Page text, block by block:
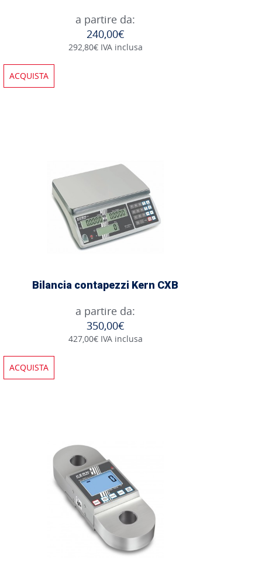
a partire da:
240,00€
292,80€ IVA inclusa
ACQUISTA
Bilancia contapezzi Kern CXB
a partire da:
350,00€
427,00€ IVA inclusa
ACQUISTA